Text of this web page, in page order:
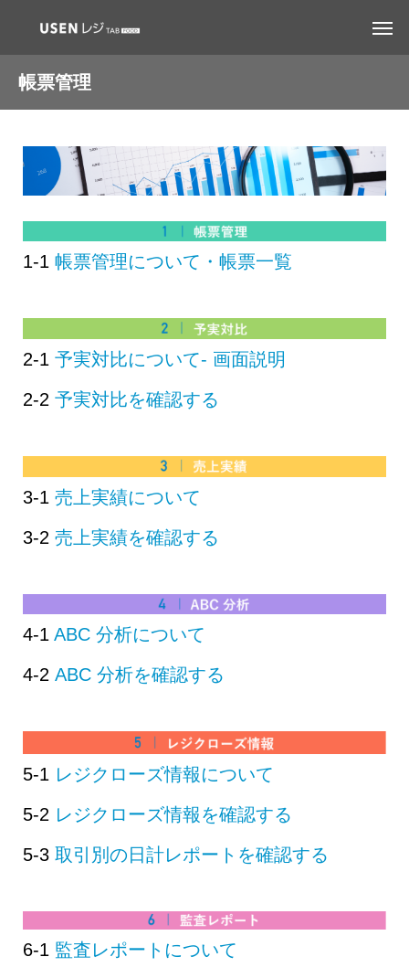
帳票管理
1-1 帳票管理について・帳票一覧
2-1 予実対比について- 画面説明
2-2 予実対比を確認する
3-1 売上実績について
3-2 売上実績を確認する
4-1 ABC 分析について
4-2 ABC 分析を確認する
5-1 レジクローズ情報について
5-2 レジクローズ情報を確認する
5-3 取引別の日計レポートを確認する
6-1 監査レポートについて